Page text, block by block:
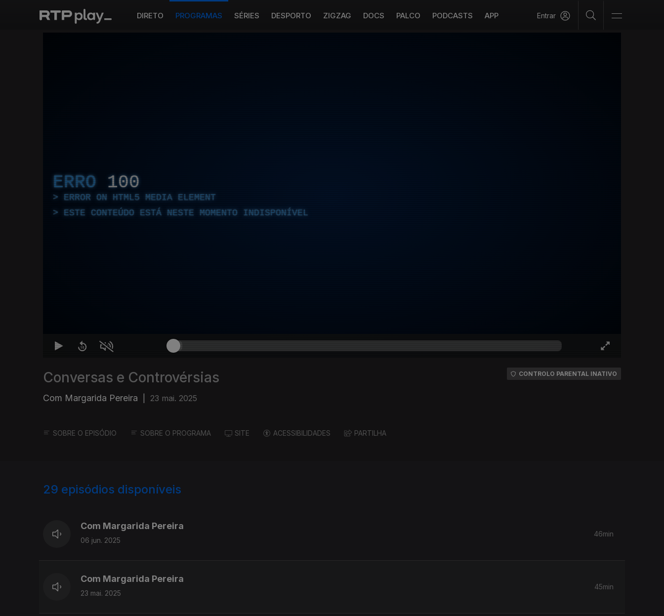
DIRETO PROGRAMAS SÉRIES DESPORTO ZIGZAG DOCS PALCO PODCASTS APP Entrar
ERRO 100
ERROR ON HTML5 MEDIA ELEMENT
ESTE CONTEÚDO ESTÁ NESTE MOMENTO INDISPONÍVEL
Conversas e Controvérsias
Com Margarida Pereira 23 mai. 2025
CONTROLO PARENTAL INATIVO
SOBRE O EPISÓDIO SOBRE O PROGRAMA SITE ACESSIBILIDADES PARTILHA
29 episódios disponíveis
Com Margarida Pereira
06 jun. 2025
46min
Com Margarida Pereira
23 mai. 2025
45min